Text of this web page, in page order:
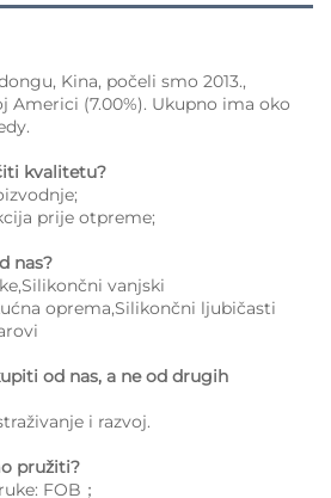
Kina, počeli smo 2013.,
Americi (7.00%). Ukupno ima oko
kvalitetu?
prije otpreme;
nas?
vanjski
oprema,Silikončni ljubičasti
od nas, a ne od drugih
i razvoj.
pružiti?
FOB；